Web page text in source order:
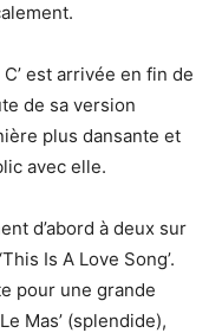
est arrivée en fin de
de sa version
plus dansante et
avec elle.
d’abord à deux sur
Is A Love Song’.
pour une grande
Mas’ (splendide),